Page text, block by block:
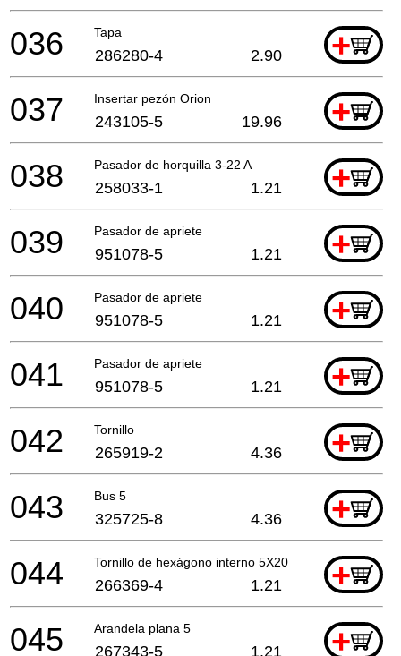
Tapa +
036 286280-4 2.90
Insertar pezón Orion +
037 243105-5 19.96
Pasador de horquilla 3-22 A +
038 258033-1 1.21
Pasador de apriete +
039 951078-5 1.21
Pasador de apriete +
040 951078-5 1.21
Pasador de apriete +
041 951078-5 1.21
Tornillo +
042 265919-2 4.36
Bus 5 +
043 325725-8 4.36
Tornillo de hexágono interno 5X20 +
044 266369-4 1.21
Arandela plana 5 +
045 267343-5 1.21